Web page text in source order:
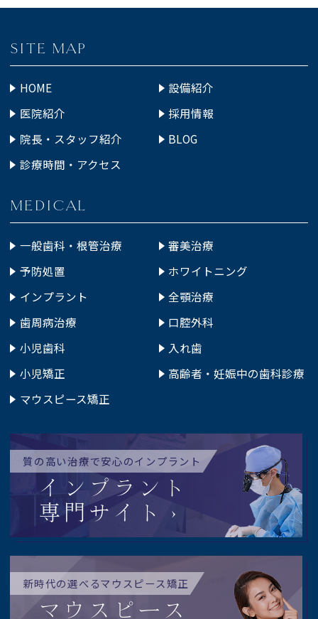
SITE MAP
HOME
医院紹介
院長・スタッフ紹介
診療時間・アクセス
設備紹介
採用情報
BLOG
MEDICAL
一般歯科・根管治療
予防処置
インプラント
歯周病治療
小児歯科
小児矯正
マウスピース矯正
審美治療
ホワイトニング
全顎治療
口腔外科
入れ歯
高齢者・妊娠中の歯科診療
質の高い治療で安心のインプラント
インプラント
専門サイト
新時代の選べるマウスピース矯正
マウスピース